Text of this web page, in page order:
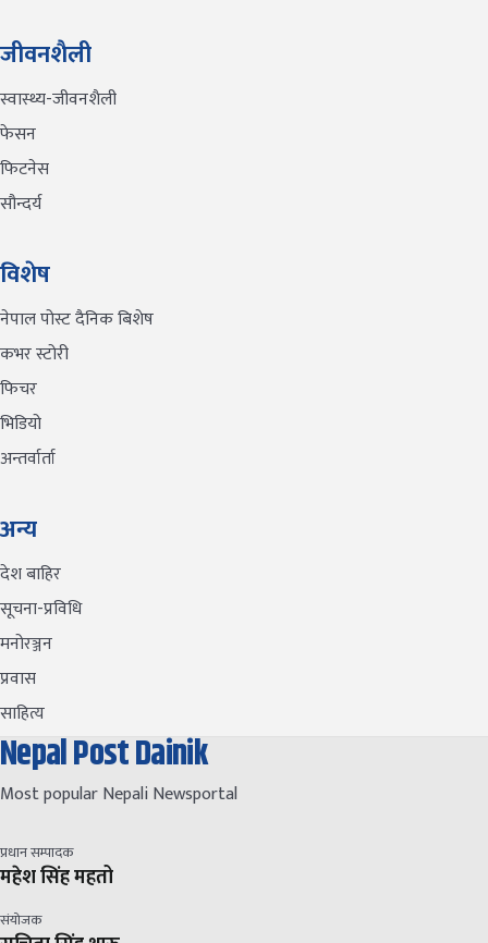
जीवनशैली
स्वास्थ्य-जीवनशैली
फेसन
फिटनेस
सौन्दर्य
विशेष
नेपाल पोस्ट दैनिक बिशेष
कभर स्टोरी
फिचर
भिडियो
अन्तर्वार्ता
अन्य
देश बाहिर
सूचना-प्रविधि
मनोरञ्जन
प्रवास
साहित्य
Nepal Post Dainik
Most popular Nepali Newsportal
प्रधान सम्पादक
महेश सिंह महतो
संयोजक